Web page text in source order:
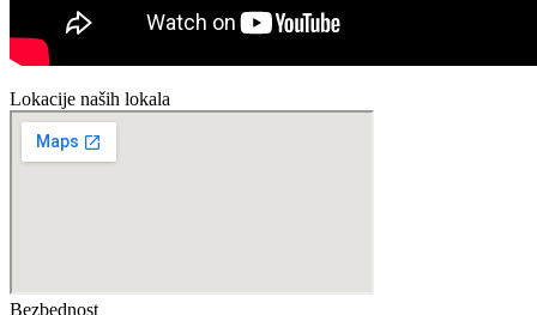
Lokacije naših lokala
Bezbednost